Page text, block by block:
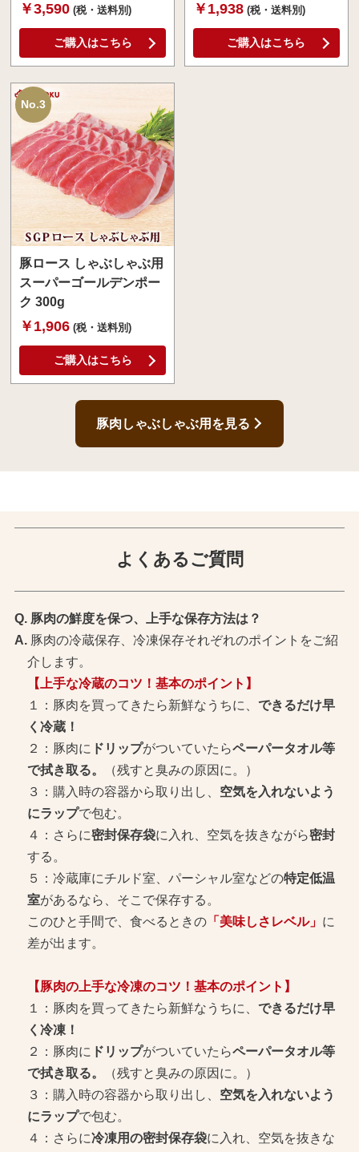
￥3,590 (税・送料別)
ご購入はこちら
￥1,938 (税・送料別)
ご購入はこちら
No.3
豚ロース しゃぶしゃぶ用
スーパーゴールデンポー
ク 300g
￥1,906 (税・送料別)
ご購入はこちら
豚肉しゃぶしゃぶ用を見る
よくあるご質問
豚肉の鮮度を保つ、上手な保存方法は？
豚肉の冷蔵保存、冷凍保存それぞれのポイントをご紹
介します。
【上手な冷蔵のコツ！基本のポイント】
１：豚肉を買ってきたら新鮮なうちに、 できるだけ早
く冷蔵！
２：豚肉に ドリップがついていたらペーパータオル等
で拭き取る。
（残すと臭みの原因に。）
３：購入時の容器から取り出し、 空気を入れないよう
にラップで包む。
４：さらに密封保存袋に入れ、空気を抜きながら密封
する。
５：冷蔵庫にチルド室、パーシャル室などの特定低温
室があるなら、そこで保存する。
このひと手間で、食べるときの「美味しさレベル」 に
差が出ます。
【豚肉の上手な冷凍のコツ！基本のポイント】
１：豚肉を買ってきたら新鮮なうちに、 できるだけ早
く冷凍！
２：豚肉に ドリップがついていたらペーパータオル等
で拭き取る。
（残すと臭みの原因に。）
３：購入時の容器から取り出し、 空気を入れないよう
にラップで包む。
４：さらに冷凍用の密封保存袋に入れ、空気を抜きな